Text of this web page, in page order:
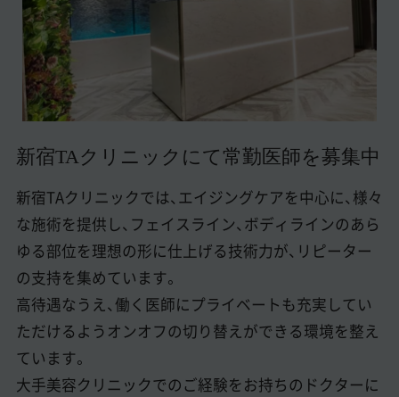
美容医療の転職お役立ち記事
美容医療辞典
よくあるご質問
新宿TAクリニックにて常勤医師を募集中
新宿TAクリニックでは、エイジングケアを中心に、様々
な施術を提供し、フェイスライン、ボディラインのあら
ゆる部位を理想の形に仕上げる技術力が、リピーター
の支持を集めています。
高待遇なうえ、働く医師にプライベートも充実してい
ただけるようオンオフの切り替えができる環境を整え
ています。
大手美容クリニックでのご経験をお持ちのドクターに